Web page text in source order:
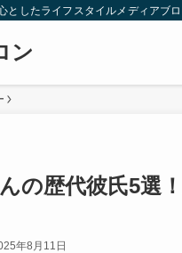
としたライフスタイルメディアブロ
ン
の歴代彼氏5選
年8月11日